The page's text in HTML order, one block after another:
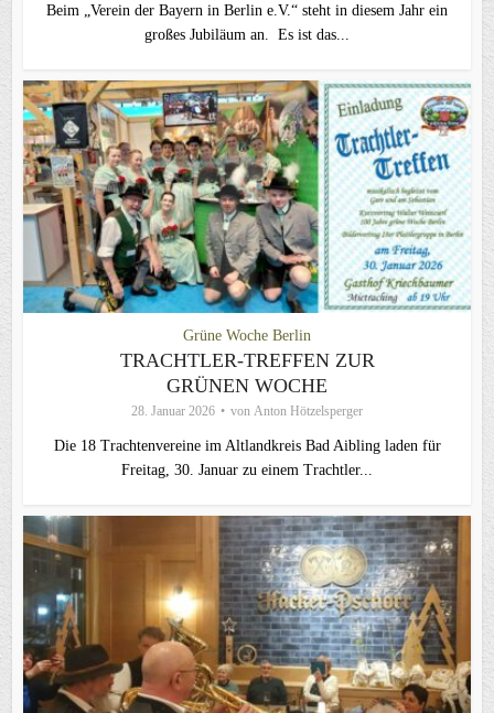
Beim „Verein der Bayern in Berlin e.V.“ steht in diesem Jahr ein
großes Jubiläum an. Es ist das...
Grüne Woche Berlin
TRACHTLER-TREFFEN ZUR
GRÜNEN WOCHE
28. Januar 2026 von Anton Hötzelsperger
Die 18 Trachtenvereine im Altlandkreis Bad Aibling laden für
Freitag, 30. Januar zu einem Trachtler...